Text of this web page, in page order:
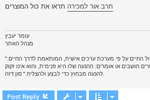
t
חרב אור למכירה
עומר יעבץ
מנהל האתר
"מנהיגות, פירושה קודם כל, ניהול החיים על פי מערכת ערכים אישית, המותאמת לדרך החיים.
חושבים או אומרים: ההנעה שלו היא פנימית, והוא אינו זקוק
Post Reply